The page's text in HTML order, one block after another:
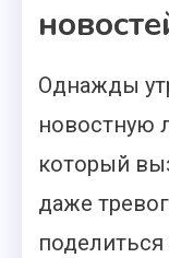
Однажды
новостную
который
даже